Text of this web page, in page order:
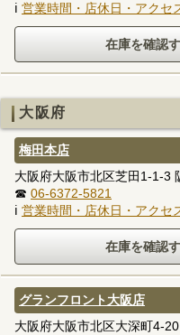
ℹ 営業時間・店休日・アクセ
大阪府
梅田本店
大阪府大阪市北区芝田1-1-3
☎ 06-6372-5821
ℹ 営業時間・店休日・アクセ
グランフロント大阪店
大阪府大阪市北区大深町4-